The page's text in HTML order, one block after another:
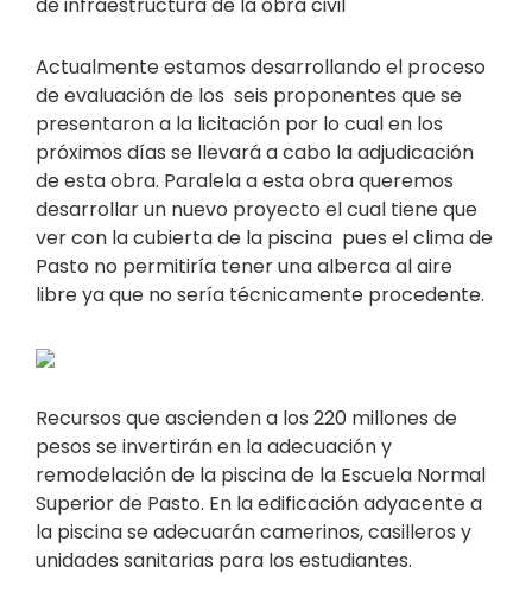
de infraestructura de la obra civil
Actualmente estamos desarrollando el proceso
de evaluación de los seis proponentes que se
presentaron a la licitación por lo cual en los
próximos días se llevará a cabo la adjudicación
de esta obra. Paralela a esta obra queremos
desarrollar un nuevo proyecto el cual tiene que
ver con la cubierta de la piscina pues el clima de
Pasto no permitiría tener una alberca al aire
libre ya que no sería técnicamente procedente.
Recursos que ascienden a los 220 millones de
pesos se invertirán en la adecuación y
remodelación de la piscina de la Escuela Normal
Superior de Pasto. En la edificación adyacente a
la piscina se adecuarán camerinos, casilleros y
unidades sanitarias para los estudiantes.